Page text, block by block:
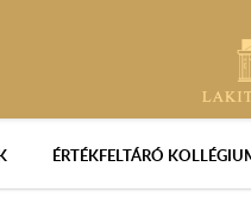
ÉRTÉKFELTÁRÓ